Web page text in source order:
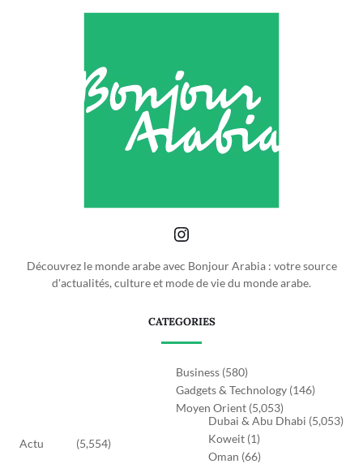
Découvrez le monde arabe avec Bonjour Arabia : votre source
d'actualités, culture et mode de vie du monde arabe.
CATEGORIES
Actu (5,554)
Business (580)
Gadgets & Technology (146)
Moyen Orient (5,053)
Dubai & Abu Dhabi (5,053)
Koweit (1)
Oman (66)